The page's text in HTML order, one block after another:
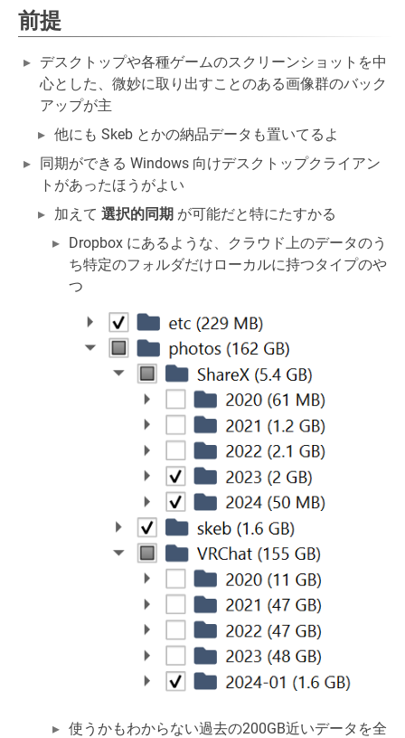
前提
デスクトップや各種ゲームのスクリーンショットを中
心とした、微妙に取り出すことのある画像群のバック
アップが主
他にも Skeb とかの納品データも置いてるよ
同期ができる Windows 向けデスクトップクライアン
トがあったほうがよい
加えて 選択的同期 が可能だと特にたすかる
Dropbox にあるような、クラウド上のデータのう
ち特定のフォルダだけローカルに持つタイプのや
つ
使うかもわからない過去の200GB近いデータを全